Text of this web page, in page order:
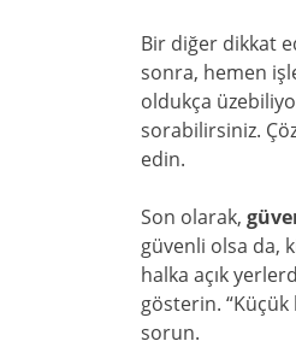
Bir diğer dikkat
sonra, hemen
oldukça
sorabilirsiniz.
edin.
Son olarak,
güvenli olsa da,
halka açık
gösterin.
sorun.